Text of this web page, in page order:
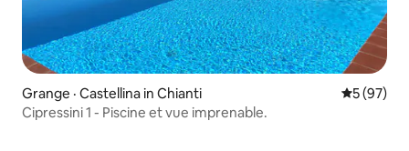
Grange · Castellina in Chianti Note
5 (97)
Cipressini 1 - Piscine et vue imprenable.